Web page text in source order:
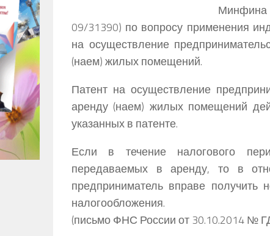
09/31390) по вопросу применения
на осуществление
(наем) жилых помещений.
Патент на осуществление
аренду (наем) жилых помещений
указанных в патенте.
Если в течение налогового
передаваемых в аренду, то в
предприниматель вправе
налогообложения.
(письмо ФНС России от 30.10.2014 №